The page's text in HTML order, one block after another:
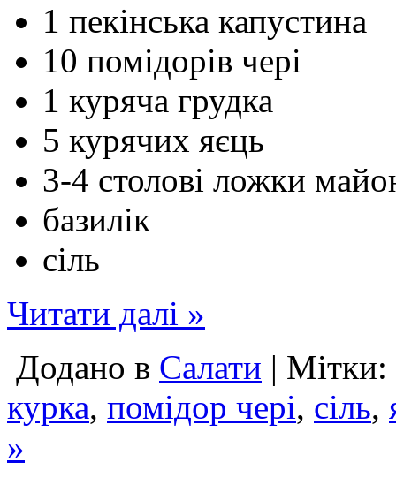
1 пекінська капустина
10 помідорів чері
1 куряча грудка
5 курячих яєць
3-4 столові ложки
базилік
сіль
Читати далі »
Додано в Салати | Мітки:
курка, помідор чері, сіль,
»